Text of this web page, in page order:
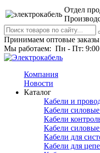
Отдел
Принимаем оптовые заказы
Мы работаем: Пн - Пт: 9:00
Компания
Новости
Каталог
Кабели и
Кабели
Кабели
Кабели
Кабели для
Кабели для